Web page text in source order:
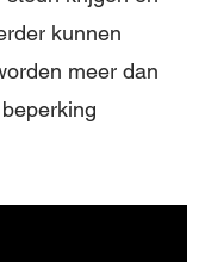
kunnen
meer dan